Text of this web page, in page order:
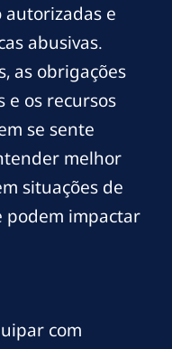
e
abusivas.
as obrigações
e os recursos
se sente
melhor
situações de
podem impactar
com